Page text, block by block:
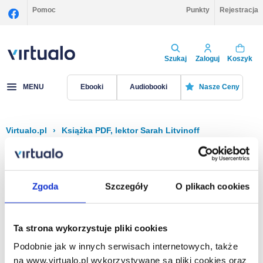
Zgoda Szczegóły O plikach cookies
Ta strona wykorzystuje pliki cookies
Podobnie jak w innych serwisach internetowych, także
na www.virtualo.pl wykorzystywane są pliki cookies oraz
Pomoc Punkty Rejestracja
Szukaj Zaloguj Koszyk
MENU Ebooki Audiobooki Nasze Ceny
Virtualo.pl › Książka PDF, lektor Sarah Litvinoff
Filtruj Sortuj
Na stronie